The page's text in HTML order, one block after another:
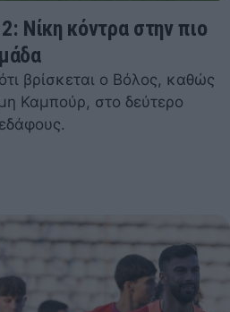
Νίκη κόντρα στην πιο
βρίσκεται ο Βόλος, καθώς
Καμπούρ, στο δεύτερο